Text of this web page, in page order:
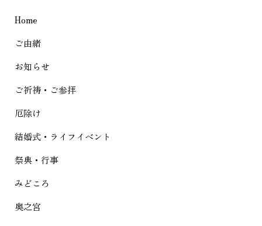
ー
シ
ョ
ン
Home
ご由緒
お知らせ
ご祈祷・ご参拝
厄除け
結婚式・ライフイベント
祭典・行事
みどころ
奥之宮